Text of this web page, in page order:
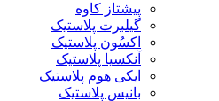
پیشتاز کاوه
گیلبرت پلاستیک
اکسُون پلاستیک
آنکسیا پلاستیک
ایکی هوم پلاستیک
بانیس پلاستیک